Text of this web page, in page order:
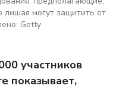
могут защитить от
Getty
участников
показывает,